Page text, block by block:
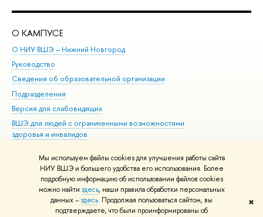
Мы используем файлы cookies для улучшения работы сайта
НИУ ВШЭ и большего удобства его использования. Более
подробную информацию об использовании файлов cookies
можно найти здесь, наши правила обработки персональных
данных –здесь. Продолжая пользоваться сайтом, вы
подтверждаете, что были проинформированы об
✖
О КАМПУСЕ
О НИУ ВШЭ – Нижний Новгород
Руководство
Сведения об образовательной организации
Подразделения
Версия для слабовидящих
ВШЭ для людей с ограниченными возможностями
здоровья и инвалидов